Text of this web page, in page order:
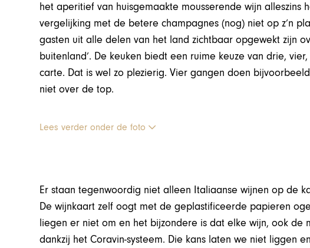
het aperitief van huisgemaakte mousserende wijn alleszins
vergelijking met de betere champagnes (nog) niet op z’n
gasten uit alle delen van het land zichtbaar opgewekt zijn
buitenland’. De keuken biedt een ruime keuze van drie,
carte. Dat is wel zo plezierig. Vier gangen doen
niet over de top.
Lees verder onder de foto
Er staan tegenwoordig niet alleen Italiaanse wijnen op de
De wijnkaart zelf oogt met de geplastificeerde papieren
liegen er niet om en het bijzondere is dat elke wijn, ook de
dankzij het Coravin-systeem. Die kans laten we niet liggen